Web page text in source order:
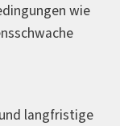
wie
langfristige